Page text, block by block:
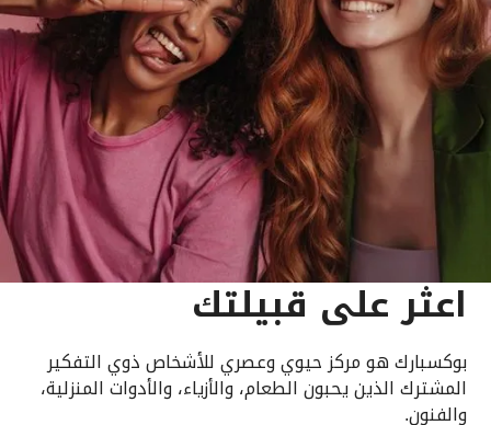
اعثر على قبيلتك
بوكسبارك هو مركز حيوي وعصري للأشخاص ذوي التفكير
المشترك الذين يحبون الطعام، والأزياء، والأدوات المنزلية،
والفنون.